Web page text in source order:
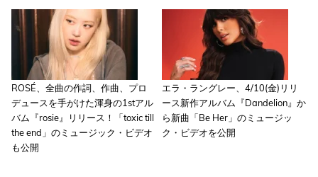
ROSÉ、全曲の作詞、作曲、プロ
デュースを手がけた渾身の1stアル
バム『rosie』リリース！「toxic till
the end」のミュージック・ビデオ
も公開
エラ・ラングレー、4/10(金)リリ
ース新作アルバム『Dandelion』か
ら新曲「Be Her」のミュージッ
ク・ビデオを公開